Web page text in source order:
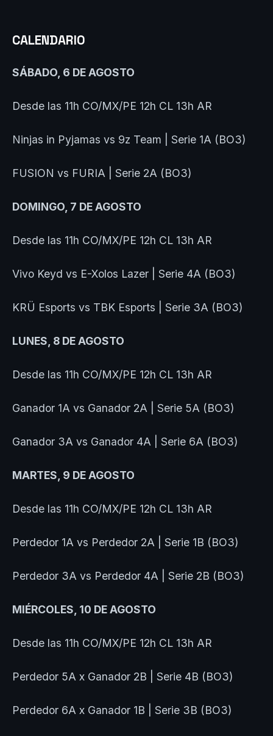
CALENDARIO
SÁBADO, 6 DE AGOSTO
Desde las 11h CO/MX/PE 12h CL 13h AR
Ninjas in Pyjamas vs 9z Team | Serie 1A (BO3)
FUSION vs FURIA | Serie 2A (BO3)
DOMINGO, 7 DE AGOSTO
Desde las 11h CO/MX/PE 12h CL 13h AR
Vivo Keyd vs E-Xolos Lazer | Serie 4A (BO3)
KRÜ Esports vs TBK Esports | Serie 3A (BO3)
LUNES, 8 DE AGOSTO
Desde las 11h CO/MX/PE 12h CL 13h AR
Ganador 1A vs Ganador 2A | Serie 5A (BO3)
Ganador 3A vs Ganador 4A | Serie 6A (BO3)
MARTES, 9 DE AGOSTO
Desde las 11h CO/MX/PE 12h CL 13h AR
Perdedor 1A vs Perdedor 2A | Serie 1B (BO3)
Perdedor 3A vs Perdedor 4A | Serie 2B (BO3)
MIÉRCOLES, 10 DE AGOSTO
Desde las 11h CO/MX/PE 12h CL 13h AR
Perdedor 5A x Ganador 2B | Serie 4B (BO3)
Perdedor 6A x Ganador 1B | Serie 3B (BO3)